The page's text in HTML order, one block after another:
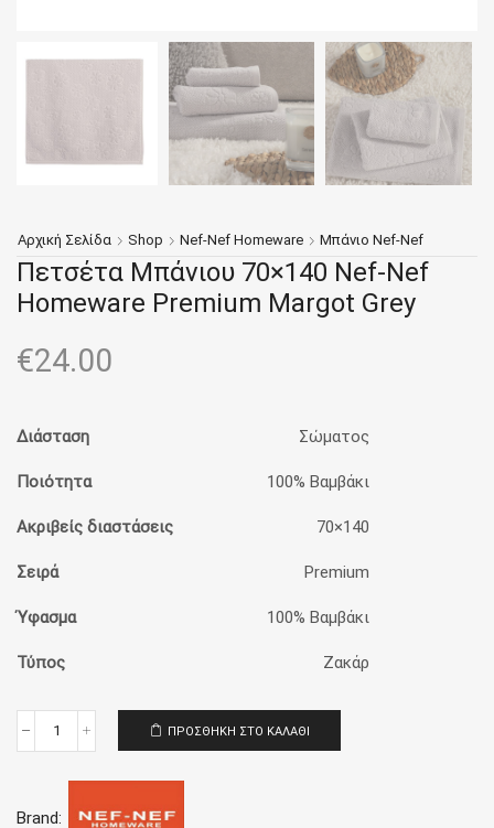
Αρχική Σελίδα Shop Nef-Nef Homeware Μπάνιο Nef-Nef
Πετσέτα Μπάνιου 70×140 Nef-Nef
Homeware Premium Margot Grey
€24.00
Διάσταση Σώματος
Ποιότητα 100% Βαμβάκι
Ακριβείς διαστάσεις 70×140
Σειρά Premium
Ύφασμα 100% Bαμβάκι
Τύπος Ζακάρ
Πετσέτα
70x140
Nef
ΠΡΟΣΘΉΚΗ ΣΤΟ ΚΑΛΆΘΙ
Brand: